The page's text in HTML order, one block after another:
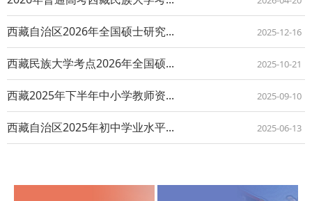
西藏自治区2026年全国硕士研究... 2025-12-16
西藏民族大学考点2026年全国硕... 2025-10-21
西藏2025年下半年中小学教师资... 2025-09-10
西藏自治区2025年初中学业水平... 2025-06-13